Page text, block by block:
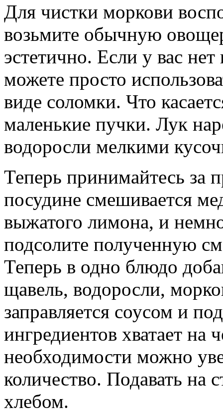
Для чистки моркови
возьмите обычную
эстетично. Если у вас
можете просто
виде соломки. Что
маленькие пучки. Лук
водоросли мелкими
Теперь принимайтесь за
посудине смешивается
выжатого лимона, и
подсолите полученную
Теперь в одно блюдо
щавель, водоросли,
заправляется соусом и
ингредиентов хватает на
необходимости можно
количество. Подавать
хлебом.